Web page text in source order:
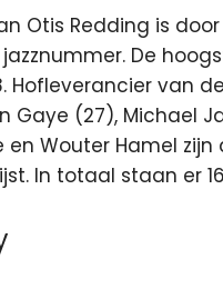
Otis Redding is
De
Hofleverancier van
Gaye (27), Michael
Wouter Hamel
In totaal staan er